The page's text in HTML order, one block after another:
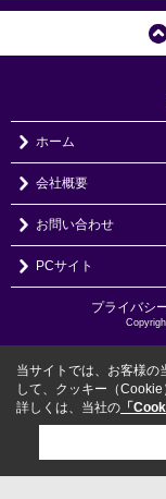
ホーム
会社概要
お問い合わせ
PCサイト
プライバシ
当サイトでは、お客様の
して、クッキー（Cookie
詳しくは、当社の 「